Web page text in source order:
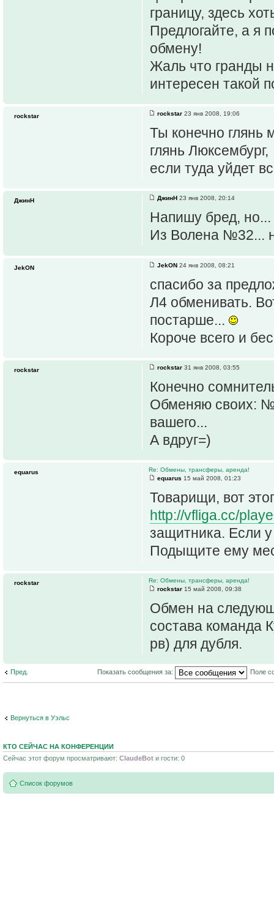
границу, здесь
Предлогайте, а я
обмену!
Жаль что гранды
интересен такой
rockstar 23 янв 2008, 19:06
Ты конечно глянь
глянь Люксембург,
если туда уйдет
rockstar
ДжинН 23 янв 2008, 20:14
Напишу бред, но...
Из Волена №32...
ДжинН
JekON 24 янв 2008, 08:21
спасибо за
Л4 обменивать.
постарше...
Короче всего и
JekON
rockstar 31 янв 2008, 03:55
Конечно
Обменяю своих: №
вашего...
А вдруг=)
rockstar
Re: Обмены, трансферы, аренда!
equarus 15 май 2008, 01:23
Товарищи, вот
http://vfliga.cc/
защитника. Если у
Подыщите ему
equarus
Re: Обмены, трансферы, аренда!
rockstar 15 май 2008, 09:38
Обмен на
состава команда
рв) для дубля.
rockstar
Пред. Показать сообщения за: Поле
Вернуться в Уэльс
КТО СЕЙЧАС НА КОНФЕРЕНЦИИ
Сейчас этот форум просматривают: ClaudeBot и гости: 0
Список форумов